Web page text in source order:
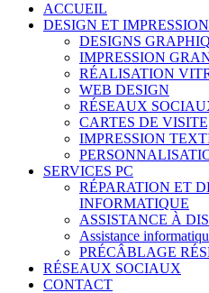
ACCUEIL
DESIGN ET IMPRESSION
DESIGNS
IMPRESSION
RÉALISATION
WEB DESIGN
RÉSEAUX
CARTES DE
IMPRESSION
SERVICES PC
RÉPARATION ET
INFORMATIQUE
ASSISTANCE À
Assistance
PRÉCÂBLAGE
RÉSEAUX SOCIAUX
CONTACT